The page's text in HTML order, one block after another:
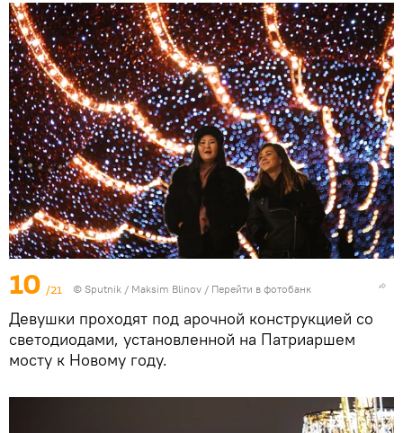
10 /21 © Sputnik / Maksim Blinov / Перейти в фотобанк
Девушки проходят под арочной конструкцией со
светодиодами, установленной на Патриаршем
мосту к Новому году.